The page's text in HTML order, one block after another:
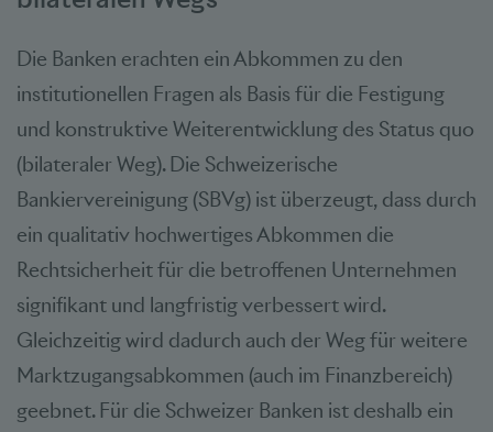
Die Banken erachten ein Abkommen zu den
institutionellen Fragen als Basis für die Festigung
und konstruktive Weiterentwicklung des Status quo
(bilateraler Weg). Die Schweizerische
Bankiervereinigung (SBVg) ist überzeugt, dass durch
ein qualitativ hochwertiges Abkommen die
Rechtsicherheit für die betroffenen Unternehmen
signifikant und langfristig verbessert wird.
Gleichzeitig wird dadurch auch der Weg für weitere
Marktzugangsabkommen (auch im Finanzbereich)
geebnet. Für die Schweizer Banken ist deshalb ein